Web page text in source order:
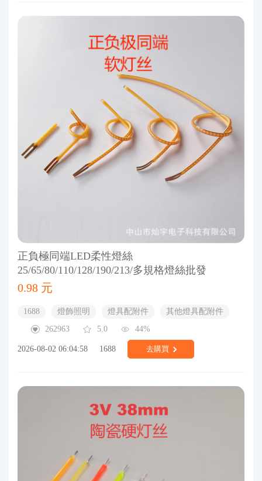
正負極同端LED柔性燈絲
25/65/80/110/128/190/213/多規格燈絲批發
0.98 元
1688 燈飾照明 燈具配附件
其他燈具配附件
262963
5.0 44%
2026-08-02 06:04:58 1688 去購買